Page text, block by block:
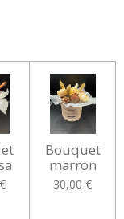
Bouquet
marron
30,00 €